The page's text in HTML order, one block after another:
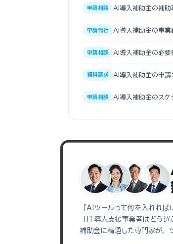
申請相談 AI導入補助金の補
申請代行 AI導入補助金の事
申請相談 AI導入補助金の必
資料請求 AI導入補助金の申請
申請相談 AI導入補助金のスケ
「AIツールって何を入れれ
「IT導入支援事業者はどう選
補助金に精通した専門家が、